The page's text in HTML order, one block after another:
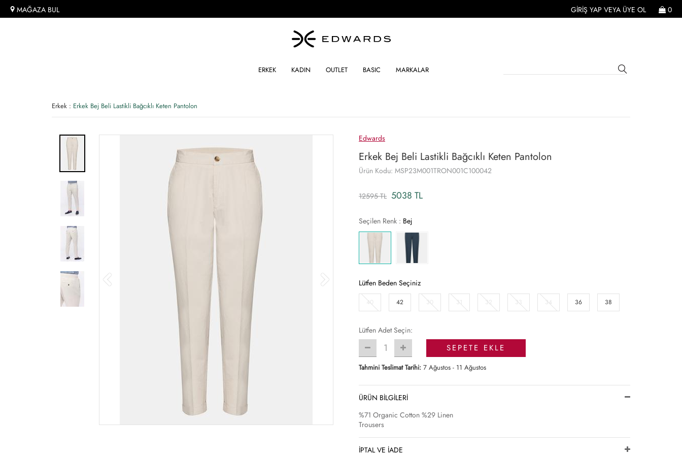
MAĞAZA BUL 0
GIRIŞ YAP VEYA ÜYE OL
ERKEK KADIN OUTLET BASIC MARKALAR
Erkek : Erkek Bej Beli Lastikli Bağcıklı Keten Pantolon
Edwards
Erkek Bej Beli Lastikli Bağcıklı Keten Pantolon
Ürün Kodu: MSP23M001TRON001C100042
12595 TL 5038 TL
Seçilen Renk : Bej
Lütfen Beden Seçiniz
40 42 30 31 32 33 34 36 38
Lütfen Adet Seçin:
1 SEPETE EKLE
Tahmini Teslimat Tarihi: 7 Ağustos - 11 Ağustos
ÜRÜN BİLGİLERİ
%71 Organic Cotton %29 Linen
Trousers
İPTAL VE İADE